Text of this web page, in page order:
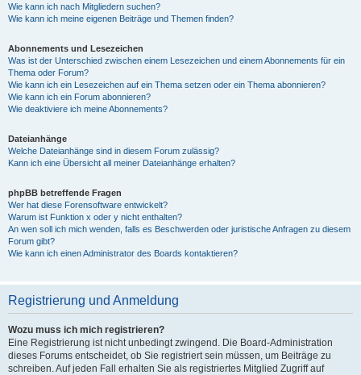
Wie kann ich nach Mitgliedern suchen?
Wie kann ich meine eigenen Beiträge und Themen finden?
Abonnements und Lesezeichen
Was ist der Unterschied zwischen einem Lesezeichen und einem Abonnements für ein
Thema oder Forum?
Wie kann ich ein Lesezeichen auf ein Thema setzen oder ein Thema abonnieren?
Wie kann ich ein Forum abonnieren?
Wie deaktiviere ich meine Abonnements?
Dateianhänge
Welche Dateianhänge sind in diesem Forum zulässig?
Kann ich eine Übersicht all meiner Dateianhänge erhalten?
phpBB betreffende Fragen
Wer hat diese Forensoftware entwickelt?
Warum ist Funktion x oder y nicht enthalten?
An wen soll ich mich wenden, falls es Beschwerden oder juristische Anfragen zu diesem
Forum gibt?
Wie kann ich einen Administrator des Boards kontaktieren?
Registrierung und Anmeldung
Wozu muss ich mich registrieren?
Eine Registrierung ist nicht unbedingt zwingend. Die Board-Administration
dieses Forums entscheidet, ob Sie registriert sein müssen, um Beiträge zu
schreiben. Auf jeden Fall erhalten Sie als registriertes Mitglied Zugriff auf